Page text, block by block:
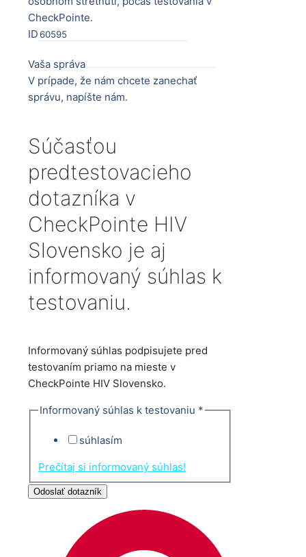
CheckPointe.
správa
užívateľom
ID
Vaša správa
V prípade, že nám chcete zanechať
správu, napíšte nám.
Súčasťou
predtestovacieho
dotazníka v
CheckPointe HIV
Slovensko je aj
informovaný súhlas k
testovaniu.
Informovaný súhlas podpisujete pred
testovaním priamo na mieste v
CheckPointe HIV Slovensko.
Informovaný súhlas k testovaniu *
súhlasím
Prečítaj si informovaný súhlas!
Odoslať dotazník